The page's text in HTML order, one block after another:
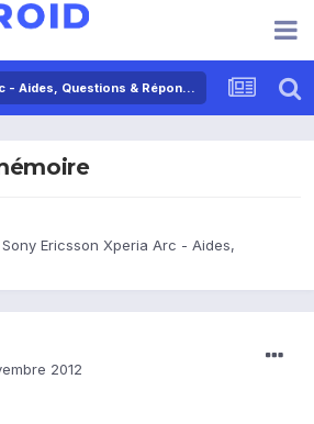
Sony Ericsson Xperia Arc - Aides, Questions & Réponses
Sony Ericsson Xperia Arc - Aides,
2012